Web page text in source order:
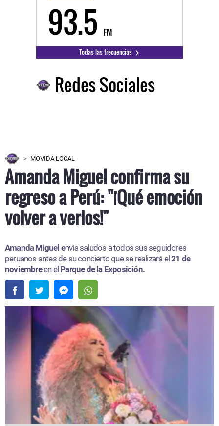
93.5 FM
Todas las frecuencias
Redes Sociales
MOVIDA LOCAL
Amanda Miguel confirma su
regreso a Perú: "¡Qué emoción
volver a verlos!"
Amanda Miguel envía saludos a todos sus seguidores
peruanos antes de su concierto que se realizará el21 de
noviembreen el Parque de la Exposición.